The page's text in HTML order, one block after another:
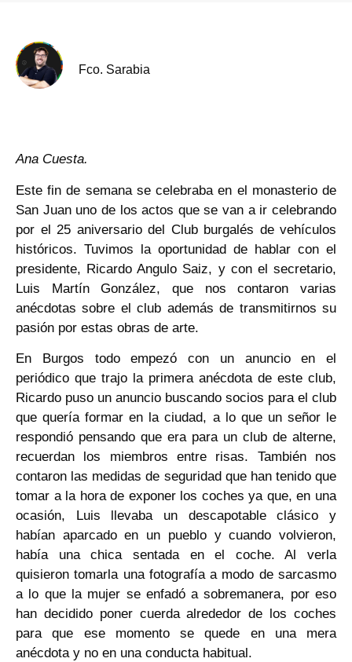
Fco. Sarabia
Ana Cuesta.
Este fin de semana se celebraba en el monasterio de
San Juan uno de los actos que se van a ir celebrando
por el 25 aniversario del Club burgalés de vehículos
históricos. Tuvimos la oportunidad de hablar con el
presidente, Ricardo Angulo Saiz, y con el secretario,
Luis Martín González, que nos contaron varias
anécdotas sobre el club además de transmitirnos su
pasión por estas obras de arte.
En Burgos todo empezó con un anuncio en el
periódico que trajo la primera anécdota de este club,
Ricardo puso un anuncio buscando socios para el club
que quería formar en la ciudad, a lo que un señor le
respondió pensando que era para un club de alterne,
recuerdan los miembros entre risas. También nos
contaron las medidas de seguridad que han tenido que
tomar a la hora de exponer los coches ya que, en una
ocasión, Luis llevaba un descapotable clásico y
habían aparcado en un pueblo y cuando volvieron,
había una chica sentada en el coche. Al verla
quisieron tomarla una fotografía a modo de sarcasmo
a lo que la mujer se enfadó a sobremanera, por eso
han decidido poner cuerda alrededor de los coches
para que ese momento se quede en una mera
anécdota y no en una conducta habitual.